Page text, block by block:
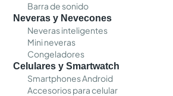
Barra de sonido
Neveras y Nevecones
Neveras inteligentes
Mini neveras
Congeladores
Celulares y Smartwatch
Smartphones Android
Accesorios para celular